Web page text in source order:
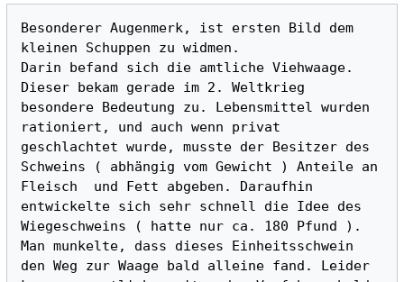
Besonderer Augenmerk, ist ersten Bild dem
kleinen Schuppen zu widmen.
Darin befand sich die amtliche Viehwaage.
Dieser bekam gerade im 2. Weltkrieg
besondere Bedeutung zu. Lebensmittel wurden
rationiert, und auch wenn privat
geschlachtet wurde, musste der Besitzer des
Schweins ( abhängig vom Gewicht ) Anteile an
Fleisch  und Fett abgeben. Daraufhin
entwickelte sich sehr schnell die Idee des
Wiegeschweins ( hatte nur ca. 180 Pfund ).
Man munkelte, dass dieses Einheitsschwein
den Weg zur Waage bald alleine fand. Leider